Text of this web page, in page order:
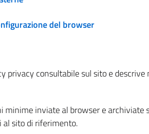
del browser
privacy consultabile sul sito e
inviate al browser e archiviate
al sito di riferimento.